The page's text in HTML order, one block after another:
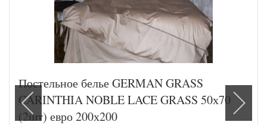
Постельное белье GERMAN GRASS
CARINTHIA NOBLE LACE GRASS 50х70
(2шт) евро 200х200